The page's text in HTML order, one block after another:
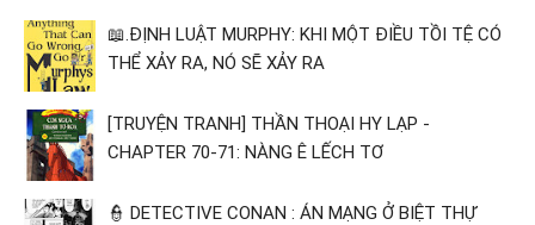
📖.ĐỊNH LUẬT MURPHY: KHI MỘT ĐIỀU TỒI TỆ CÓ
THỂ XẢY RA, NÓ SẼ XẢY RA
[TRUYỆN TRANH] THẦN THOẠI HY LẠP -
CHAPTER 70-71: NÀNG Ê LẾCH TƠ
👮 DETECTIVE CONAN : ÁN MẠNG Ở BIỆT THỰ